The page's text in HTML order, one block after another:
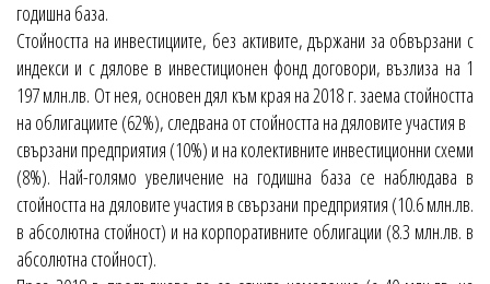
годишна база.
Стойността на инвестициите, без активите, държани за обвързани с
индекси и с дялове в инвестиционен фонд договори, възлиза на 1
197 млн.лв. От нея, основен дял към края на 2018 г. заема стойността
на облигациите (62%), следвана от стойността на дяловите участия в
свързани предприятия (10%) и на колективните инвестиционни схеми
(8%). Най-голямо увеличение на годишна база се наблюдава в
стойността на дяловите участия в свързани предприятия (10.6 млн.лв.
в абсолютна стойност) и на корпоративните облигации (8.3 млн.лв. в
абсолютна стойност).